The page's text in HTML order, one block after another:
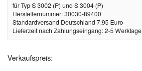
für Typ S 3002 (P) und S 3004 (P)
Herstellernummer: 30030-89400
Standardversand Deutschland 7,95 Euro
Lieferzeit nach Zahlungseingang: 2-5 Werktage
Verkaufspreis: